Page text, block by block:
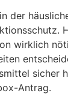
der
wirklich
sicher
Antrag.